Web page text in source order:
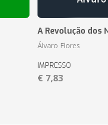
A Revolução dos
Álvaro Flores
IMPRESSO
€ 7,83